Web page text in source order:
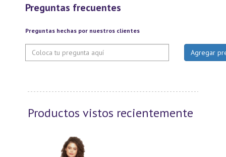
Preguntas frecuentes
Preguntas hechas por nuestros clientes
Productos vistos recientemente